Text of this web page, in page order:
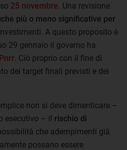
25 novembre . Una revisione
più o meno significative per
A questo proposito è
29 gennaio il governo ha
. Ciò proprio con il fine di
dei target finali previsti e dei
non si deve dimenticare –
esecutivo – il rischio di
che adempimenti già
possano essere